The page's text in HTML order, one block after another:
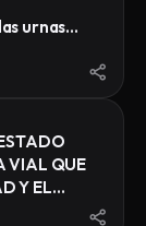
urnas…
VIAL QUE
Y EL